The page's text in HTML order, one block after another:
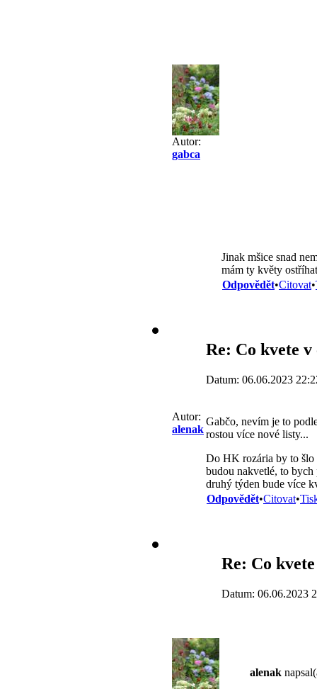
Autor:
gabca
Jinak mšice snad
mám ty květy
Odpovědět•Citovat•
Autor:
alenak
Re: Co kvete
Datum: 06.06.2023
Gabčo, nevím je to
rostou více nové listy...
Do HK rozária by to šlo
budou nakvetlé, to
druhý týden bude více
Odpovědět•Citovat•
Re: Co
Datum: 06.06.2023
alenak